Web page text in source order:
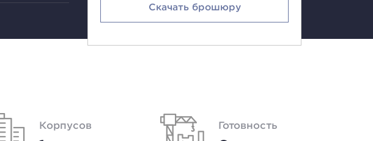
Скачать брошюру
Корпусов Готовность